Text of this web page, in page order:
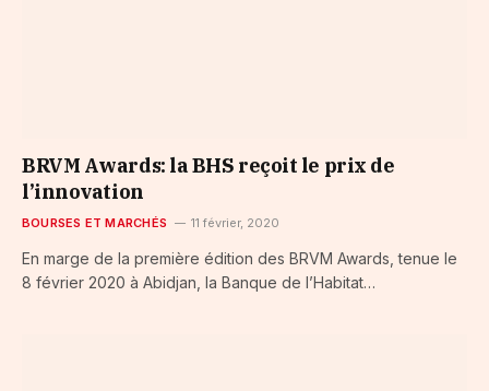
BRVM Awards: la BHS reçoit le prix de
l’innovation
BOURSES ET MARCHÉS 11 février, 2020
En marge de la première édition des BRVM Awards, tenue le
8 février 2020 à Abidjan, la Banque de l’Habitat…